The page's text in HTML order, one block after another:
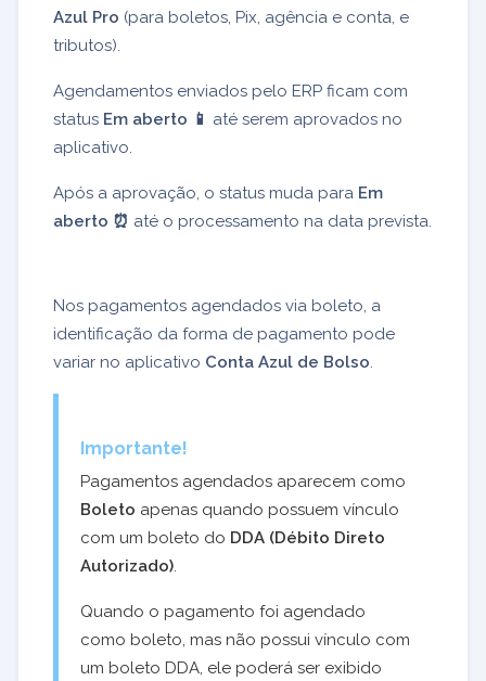
Azul Pro (para boletos, Pix, agência e conta, e
tributos).
Agendamentos enviados pelo ERP ficam com
status Em aberto 📱 até serem aprovados no
aplicativo.
Após a aprovação, o status muda para Em
aberto ⏰ até o processamento na data prevista.
Nos pagamentos agendados via boleto, a
identificação da forma de pagamento pode
variar no aplicativo Conta Azul de Bolso.
Importante!
Pagamentos agendados aparecem como
Boleto apenas quando possuem vínculo
com um boleto do DDA (Débito Direto
Autorizado)
Quando o pagamento foi agendado
como boleto, mas não possui vínculo com
um boleto DDA, ele poderá ser exibido